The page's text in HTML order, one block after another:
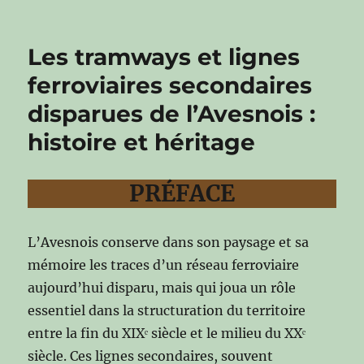
Les tramways et lignes
ferroviaires secondaires
disparues de l’Avesnois :
histoire et héritage
PRÉFACE
L’Avesnois conserve dans son paysage et sa
mémoire les traces d’un réseau ferroviaire
aujourd’hui disparu, mais qui joua un rôle
essentiel dans la structuration du territoire
entre la fin du XIXᵉ siècle et le milieu du XXᵉ
siècle. Ces lignes secondaires, souvent